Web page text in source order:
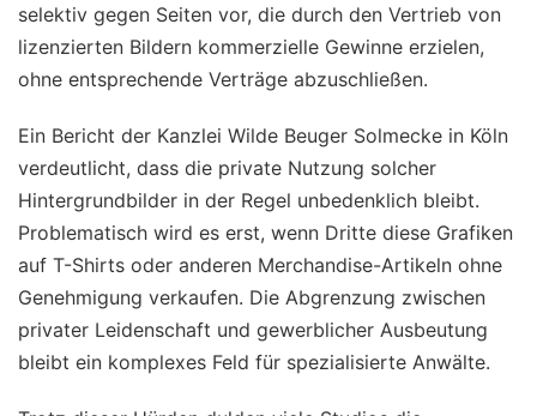
selektiv gegen Seiten vor, die durch den Vertrieb von
lizenzierten Bildern kommerzielle Gewinne erzielen,
ohne entsprechende Verträge abzuschließen.
Ein Bericht der Kanzlei Wilde Beuger Solmecke in Köln
verdeutlicht, dass die private Nutzung solcher
Hintergrundbilder in der Regel unbedenklich bleibt.
Problematisch wird es erst, wenn Dritte diese Grafiken
auf T-Shirts oder anderen Merchandise-Artikeln ohne
Genehmigung verkaufen. Die Abgrenzung zwischen
privater Leidenschaft und gewerblicher Ausbeutung
bleibt ein komplexes Feld für spezialisierte Anwälte.